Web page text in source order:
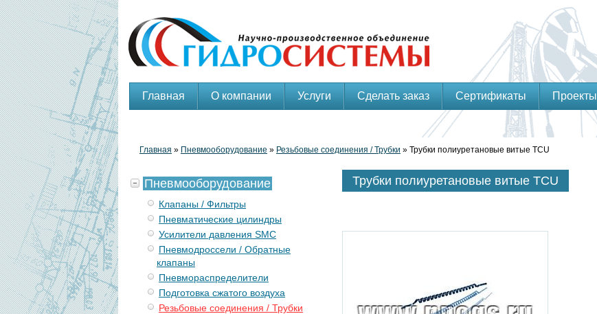
Главная О компании Услуги Сделать заказ Сертификаты Проекты
Главная » Пневмооборудование » Резьбовые соединения / Трубки » Трубки полиуретановые витые TCU
Трубки полиуретановые витые TCU
Пневмооборудование
Клапаны / Фильтры
Пневматические цилиндры
Усилители давления SMC
Пневмодроссели / Обратные
клапаны
Пневмораспределители
Подготовка сжатого воздуха
Резьбовые соединения / Трубки